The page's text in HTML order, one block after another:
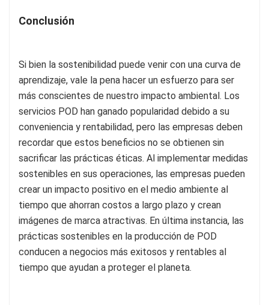
Conclusión
Si bien la sostenibilidad puede venir con una curva de
aprendizaje, vale la pena hacer un esfuerzo para ser
más conscientes de nuestro impacto ambiental. Los
servicios POD han ganado popularidad debido a su
conveniencia y rentabilidad, pero las empresas deben
recordar que estos beneficios no se obtienen sin
sacrificar las prácticas éticas. Al implementar medidas
sostenibles en sus operaciones, las empresas pueden
crear un impacto positivo en el medio ambiente al
tiempo que ahorran costos a largo plazo y crean
imágenes de marca atractivas. En última instancia, las
prácticas sostenibles en la producción de POD
conducen a negocios más exitosos y rentables al
tiempo que ayudan a proteger el planeta.